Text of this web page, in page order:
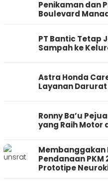
Penikaman dan
Boulevard
PT Bantic Tetap
Sampah ke
Astra Honda
Layanan
Ronny Ba’u
yang Raih Motor
Membanggakan
Pendanaan
Prototipe